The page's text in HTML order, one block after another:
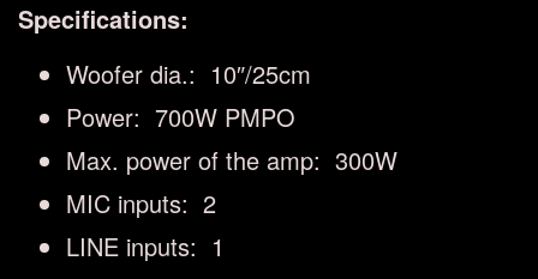
Specifications:
Woofer dia.: 10″/25cm
Power: 700W PMPO
Max. power of the amp: 300W
MIC inputs: 2
LINE inputs: 1